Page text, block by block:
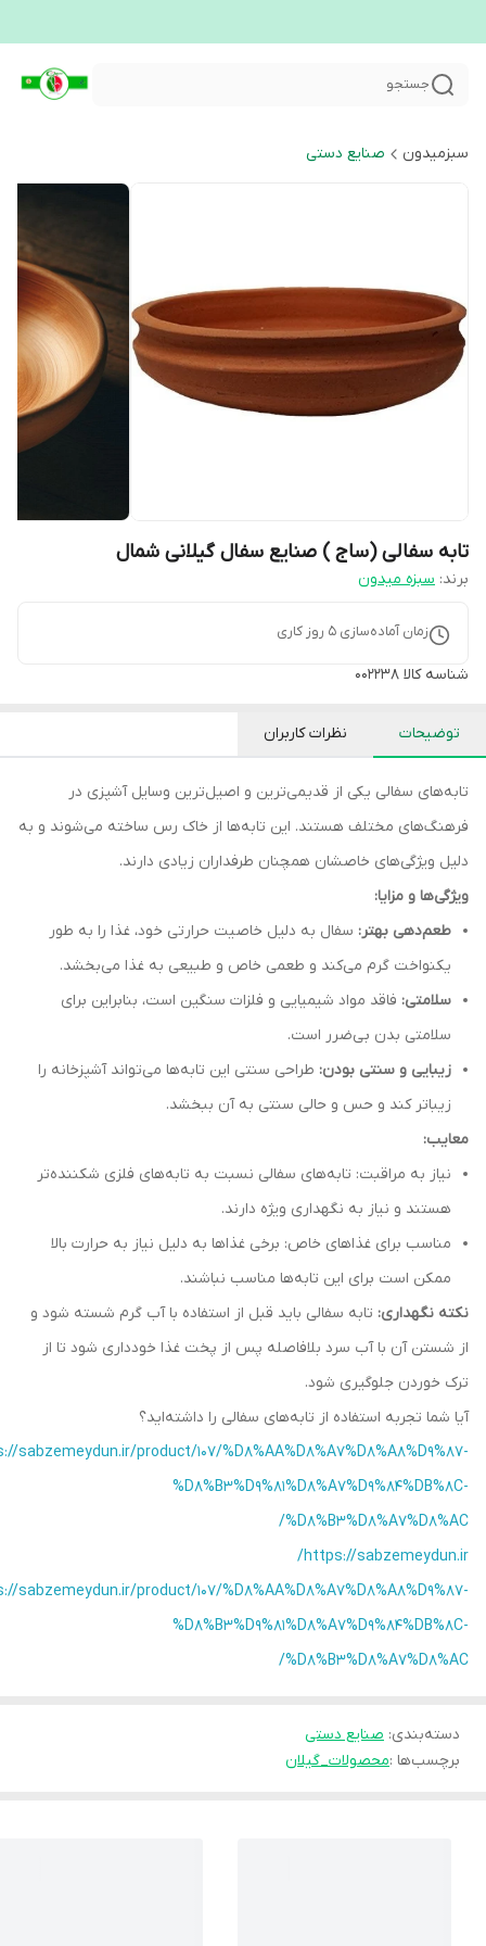
جستجو
سبزمیدون صنایع دستی
تابه سفالی (ساج ) صنایع سفال گیلانی شمال
برند: سبزه میدون
زمان آماده‌سازی 5 روز کاری
شناسه کالا 002238
توضیحات نظرات کاربران
تابه‌های سفالی یکی از قدیمی‌ترین و اصیل‌ترین وسایل آشپزی در
فرهنگ‌های مختلف هستند. این تابه‌ها از خاک رس ساخته می‌شوند و به
دلیل ویژگی‌های خاصشان همچنان طرفداران زیادی دارند.
ویژگی‌ها و مزایا:
طعم‌دهی بهتر: سفال به دلیل خاصیت حرارتی خود، غذا را به طور
یکنواخت گرم می‌کند و طعمی خاص و طبیعی به غذا می‌بخشد.
سلامتی: فاقد مواد شیمیایی و فلزات سنگین است، بنابراین برای
سلامتی بدن بی‌ضرر است.
زیبایی و سنتی بودن: طراحی سنتی این تابه‌ها می‌تواند آشپزخانه را
زیباتر کند و حس و حالی سنتی به آن ببخشد.
معایب:
نیاز به مراقبت: تابه‌های سفالی نسبت به تابه‌های فلزی شکننده‌تر
هستند و نیاز به نگهداری ویژه دارند.
مناسب برای غذاهای خاص: برخی غذاها به دلیل نیاز به حرارت بالا
ممکن است برای این تابه‌ها مناسب نباشند.
نکته نگهداری: تابه سفالی باید قبل از استفاده با آب گرم شسته شود و
از شستن آن با آب سرد بلافاصله پس از پخت غذا خودداری شود تا از
ترک خوردن جلوگیری شود.
آیا شما تجربه استفاده از تابه‌های سفالی را داشته‌اید؟
sabzemeydun.ir/product/107/%D8%AA%D8%A7%D8%A8%D9%87-
%D8%B3%D9%81%D8%A7%D9%84%DB%8C-
%D8%B3%D8%A7%D8%AC/
https://sabzemeydun.ir/
sabzemeydun.ir/product/107/%D8%AA%D8%A7%D8%A8%D9%87-
%D8%B3%D9%81%D8%A7%D9%84%DB%8C-
%D8%B3%D8%A7%D8%AC/
دسته‌بندی: صنایع دستی
برچسب‌ها :محصولات_گیلان